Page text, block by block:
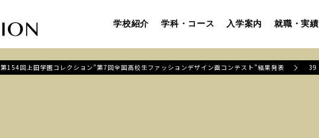
学校紹介 学科・コース 入学案内 就職・実績
第154回上田学園コレクション”第7回全国高校生ファッションデザイン画コンテスト”結果発表 39